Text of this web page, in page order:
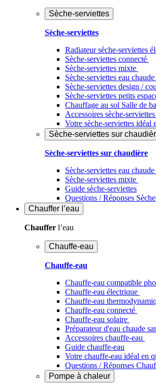
Sèche-serviettes
Sèche-serviettes
Radiateur sèche-serviettes
Sèche-serviettes connecté
Sèche-serviettes mixte
Sèche-serviettes eau chaude
Sèche-serviettes design /
Sèche-serviettes petits
Chauffage au sol Salle de
Accessoires sèche-serviettes
Votre sèche-serviettes idéal
Sèche-serviettes sur
Sèche-serviettes sur chaudière
Sèche-serviettes eau chaude
Sèche-serviettes mixte
Guide sèche-serviettes
Questions / Réponses
Chauffer l’eau
Chauffer l’eau
Chauffe-eau
Chauffe-eau
Chauffe-eau compatible
Chauffe-eau électrique
Chauffe-eau
Chauffe-eau connecté
Chauffe-eau solaire
Préparateur d'eau chaude
Accessoires chauffe-eau
Guide chauffe-eau
Votre chauffe-eau idéal en
Questions / Réponses
Pompe à chaleur